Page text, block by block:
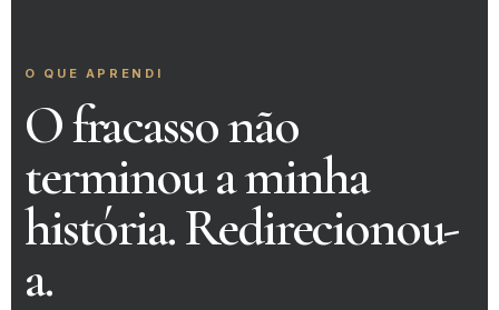
O QUE APRENDI
O fracasso não
terminou a minha
história. Redirecionou-
a.